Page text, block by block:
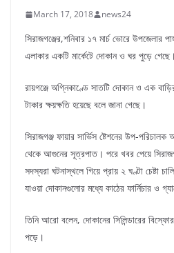
March 17, 2018 news24
সিরাজগঞ্জের,শনিবার ১৭ মার্চ ভোরে উপজেলার
এলাকার একটি মার্কেটে দোকান ও ঘর পুড়ে গেছে।
রায়গঞ্জে অগ্নিকাণ্ডে সাতটি দোকান ও এক
টাকার ক্ষয়ক্ষতি হয়েছে বলে জানা গেছে।
সিরাজগঞ্জ ফায়ার সার্ভিস ষ্টেশনের উপ-পরিচালক
থেকে আগুনের সূত্রপাত। পরে খবর পেয়ে
সদস্যরা ঘটনাস্থলে গিয়ে প্রায় ২ ঘণ্টা চেষ্টা
যাওয়া দোকানগুলোর মধ্যে কাঠের ফার্নিচার ও
তিনি আরো বলেন, দোকানের সিলিন্ডারের
পড়ে।